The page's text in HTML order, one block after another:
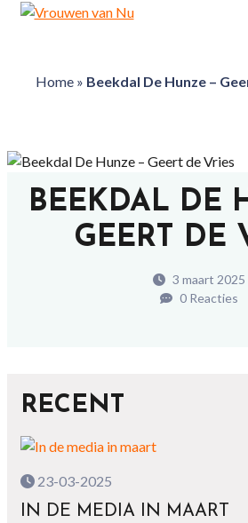
Home» Beekdal De Hunze –
BEEKDAL DE
GEERT DE
3 maart 2025
0 Reacties
RECENT
23-03-2025
IN DE MEDIA IN MAART